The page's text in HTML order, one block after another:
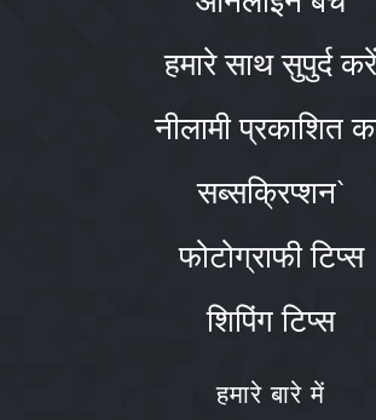
हमारे साथ सुपुर्द करें
नीलामी प्रकाशित
सब्सक्रिप्शन`
फोटोग्राफी टिप्स
शिपिंग टिप्स
हमारे बारे में